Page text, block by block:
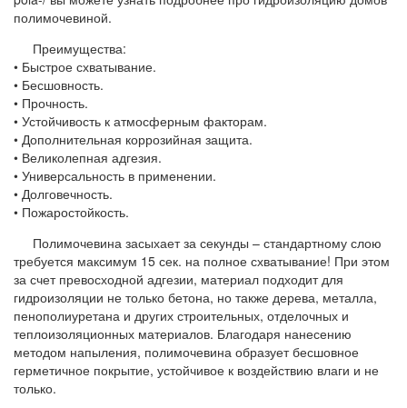
полимочевиной.
Преимущества:
• Быстрое схватывание.
• Бесшовность.
• Прочность.
• Устойчивость к атмосферным факторам.
• Дополнительная коррозийная защита.
• Великолепная адгезия.
• Универсальность в применении.
• Долговечность.
• Пожаростойкость.
Полимочевина засыхает за секунды – стандартному слою
требуется максимум 15 сек. на полное схватывание! При этом
за счет превосходной адгезии, материал подходит для
гидроизоляции не только бетона, но также дерева, металла,
пенополиуретана и других строительных, отделочных и
теплоизоляционных материалов. Благодаря нанесению
методом напыления, полимочевина образует бесшовное
герметичное покрытие, устойчивое к воздействию влаги и не
только.